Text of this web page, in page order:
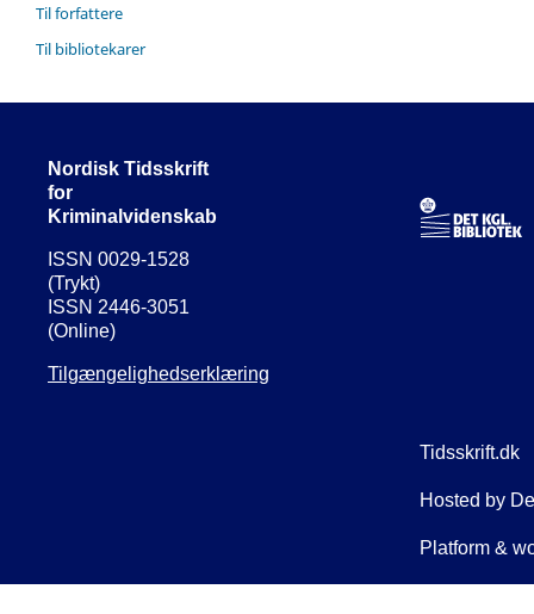
Til forfattere
Til bibliotekarer
Nordisk Tidsskrift
for
Kriminalvidenskab
ISSN 0029-1528
(Trykt)
ISSN 2446-3051
(Online)
Tilgængelighedserklæring